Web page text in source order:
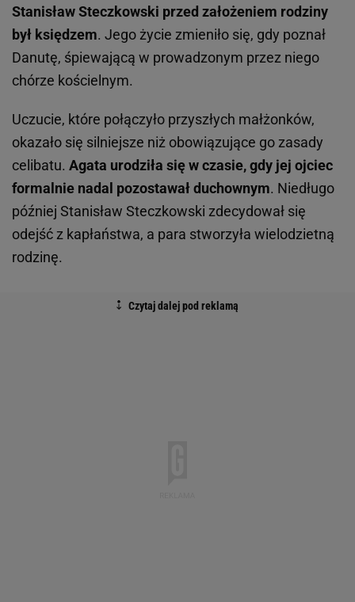
Stanisław Steczkowski przed założeniem rodziny
był księdzem. Jego życie zmieniło się, gdy poznał
Danutę, śpiewającą w prowadzonym przez niego
chórze kościelnym.
Uczucie, które połączyło przyszłych małżonków,
okazało się silniejsze niż obowiązujące go zasady
celibatu. Agata urodziła się w czasie, gdy jej ojciec
formalnie nadal pozostawał duchownym. Niedługo
później Stanisław Steczkowski zdecydował się
odejść z kapłaństwa, a para stworzyła wielodzietną
rodzinę.